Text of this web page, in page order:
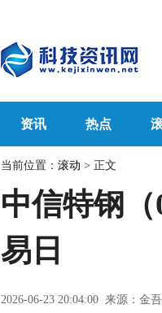
资讯 热点
当前位置： 滚动 > 正文
中信特钢
易日
2026-06-23 20:04:00 来源：金